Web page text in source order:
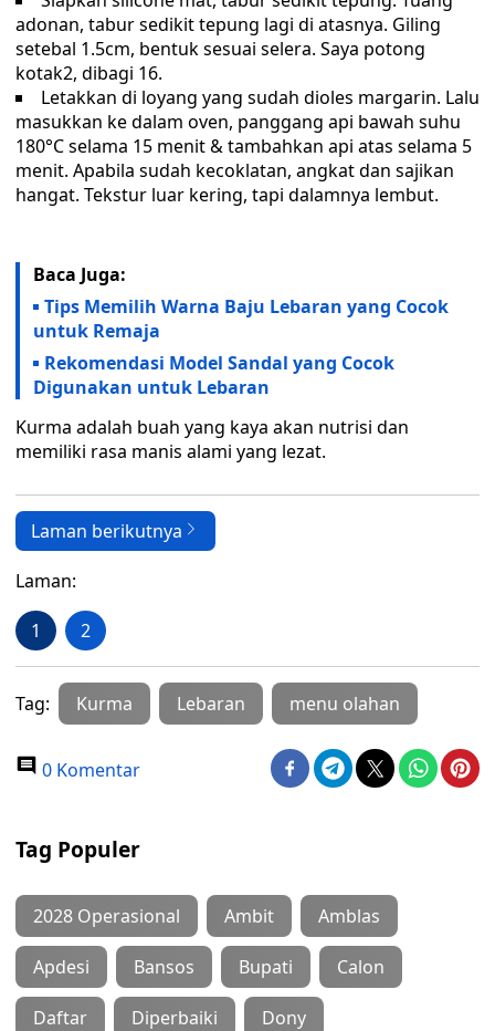
adonan, tabur sedikit tepung lagi di atasnya. Giling
setebal 1.5cm, bentuk sesuai selera. Saya potong
kotak2, dibagi 16.
Letakkan di loyang yang sudah dioles margarin. Lalu
masukkan ke dalam oven, panggang api bawah suhu
180°C selama 15 menit & tambahkan api atas selama 5
menit. Apabila sudah kecoklatan, angkat dan sajikan
hangat. Tekstur luar kering, tapi dalamnya lembut.
Baca Juga:
Tips Memilih Warna Baju Lebaran yang Cocok
untuk Remaja
Rekomendasi Model Sandal yang Cocok
Digunakan untuk Lebaran
Kurma adalah buah yang kaya akan nutrisi dan
memiliki rasa manis alami yang lezat.
Laman berikutnya
Laman:
1 2
Tag: Kurma Lebaran menu olahan
0 Komentar
Tag Populer
2028 Operasional Ambit Amblas
Apdesi Bansos Bupati Calon
Daftar Diperbaiki Dony